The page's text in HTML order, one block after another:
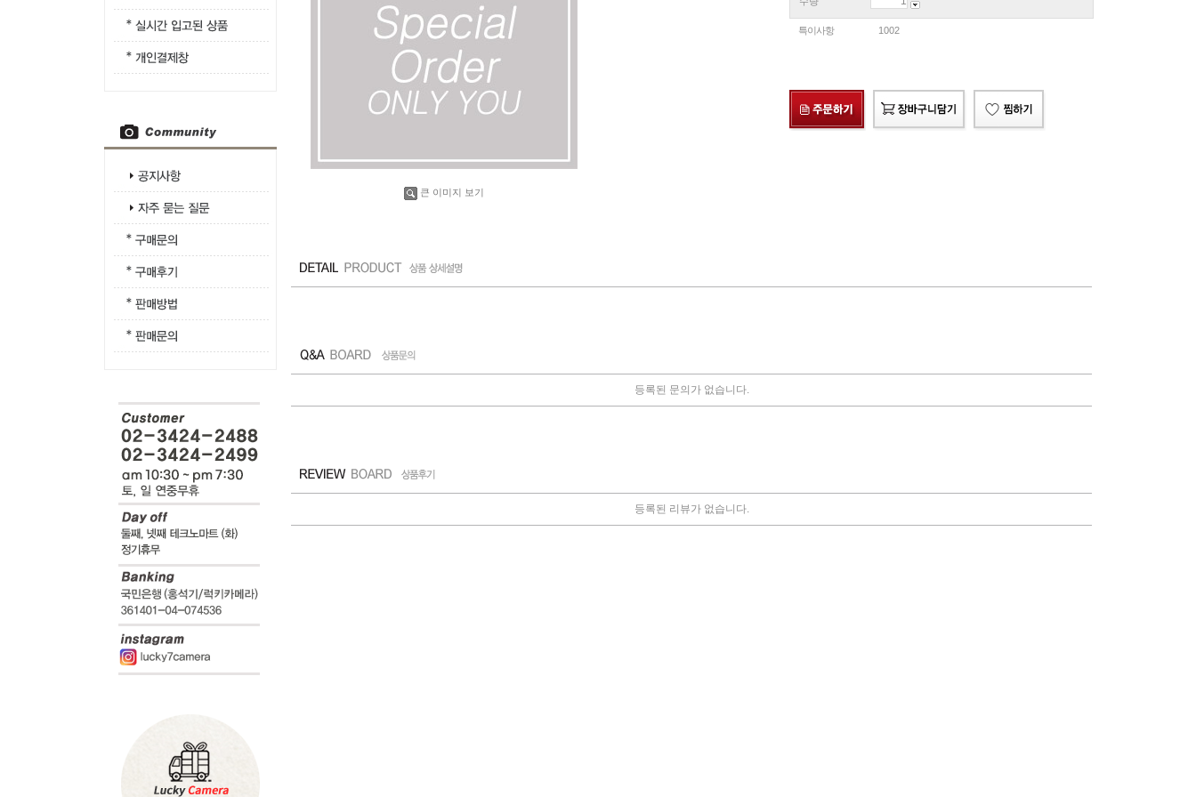
큰 이미지 보기
특이사항 1002
등록된 문의가 없습니다.
등록된 리뷰가 없습니다.